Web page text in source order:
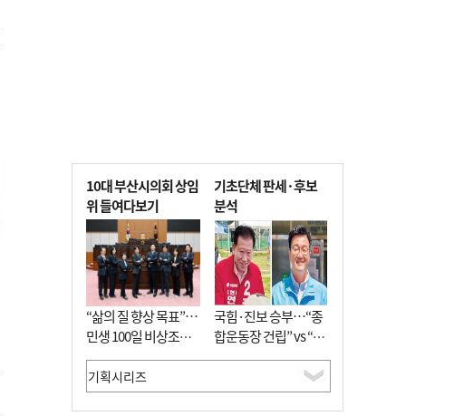
10대 부산시의회 상임
위 들여다보기
“삶의 질 향상 목표”…
민생 100일 비상조치
면밀 심사
기초단체 판세·후보
분석
국힘·진보 승부…“종
합운동장 건립” vs “출
근 공공버스 도입”